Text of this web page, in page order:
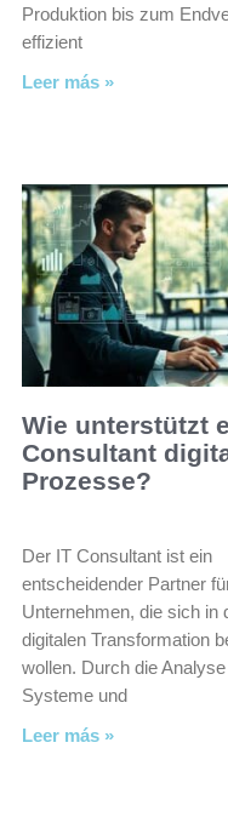
Produktion bis zum
effizient
Leer más »
Wie unterstützt
Consultant
Prozesse?
Der IT Consultant ist ein
entscheidender Partner
Unternehmen, die sich in
digitalen Transformation
wollen. Durch die
Systeme und
Leer más »